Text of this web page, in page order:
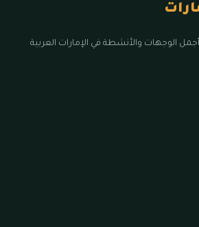
الوجهات والأنشطة في الإمارات العربية